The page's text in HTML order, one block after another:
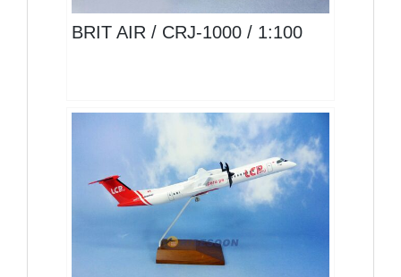
BRIT AIR / CRJ-1000 / 1:100
LCB10DH8DP01 $1800